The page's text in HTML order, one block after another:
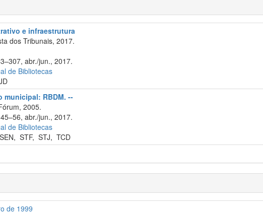
e infraestrutura
dos Tribunais, 2017.
abr./jun., 2017.
de Bibliotecas
municipal: RBDM. --
2005.
abr./jun., 2017.
de Bibliotecas
SEN,STF,STJ,TCD
de 1999